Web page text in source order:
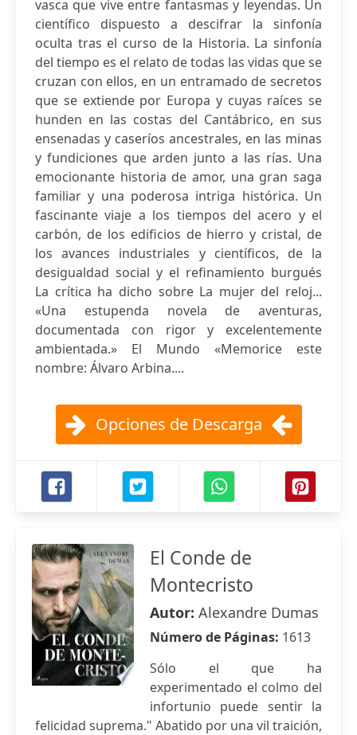
vasca que vive entre fantasmas y leyendas. Un
científico dispuesto a descifrar la sinfonía
oculta tras el curso de la Historia. La sinfonía
del tiempo es el relato de todas las vidas que se
cruzan con ellos, en un entramado de secretos
que se extiende por Europa y cuyas raíces se
hunden en las costas del Cantábrico, en sus
ensenadas y caseríos ancestrales, en las minas
y fundiciones que arden junto a las rías. Una
emocionante historia de amor, una gran saga
familiar y una poderosa intriga histórica. Un
fascinante viaje a los tiempos del acero y el
carbón, de los edificios de hierro y cristal, de
los avances industriales y científicos, de la
desigualdad social y el refinamiento burgués
La crítica ha dicho sobre La mujer del reloj...
«Una estupenda novela de aventuras,
documentada con rigor y excelentemente
ambientada.» El Mundo «Memorice este
nombre: Álvaro Arbina....
Opciones de Descarga
El Conde de
Montecristo
Autor: Alexandre Dumas
Número de Páginas: 1613
Sólo el que ha
experimentado el colmo del
infortunio puede sentir la
felicidad suprema." Abatido por una vil traición,